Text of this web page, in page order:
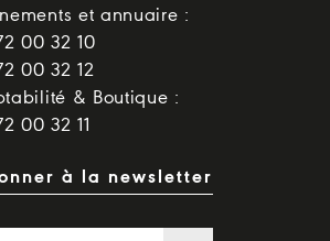
et annuaire :
00 32 10
00 32 12
& Boutique :
00 32 11
à la newsletter